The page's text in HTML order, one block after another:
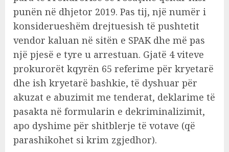
punën në dhjetor 2019. Pas tij, një numër i
konsiderueshëm drejtuesish të pushtetit
vendor kaluan në sitën e SPAK dhe më pas
një pjesë e tyre u arrestuan. Gjatë 4 viteve
prokurorët kqyrën 65 referime për kryetarë
dhe ish kryetarë bashkie, të dyshuar për
akuzat e abuzimit me tenderat, deklarime të
pasakta në formularin e dekriminalizimit,
apo dyshime për shitblerje të votave (që
parashikohet si krim zgjedhor).